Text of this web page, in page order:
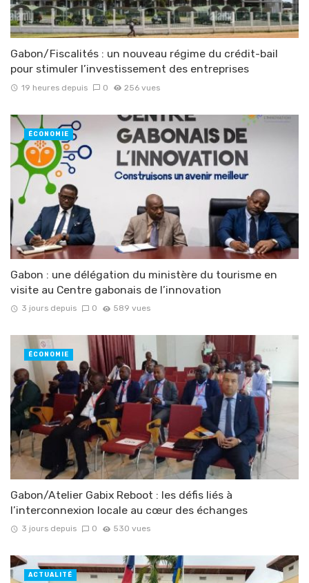
Gabon/Fiscalités : un nouveau régime du crédit-bail
pour stimuler l’investissement des entreprises
19 heures depuis 0 256 vues
Gabon : une délégation du ministère du tourisme en
visite au Centre gabonais de l’innovation
3 jours depuis 0 589 vues
ÉCONOMIE
Gabon/Atelier Gabix Reboot : les défis liés à
l’interconnexion locale au cœur des échanges
3 jours depuis 0 530 vues
ÉCONOMIE
ACTUALITÉ